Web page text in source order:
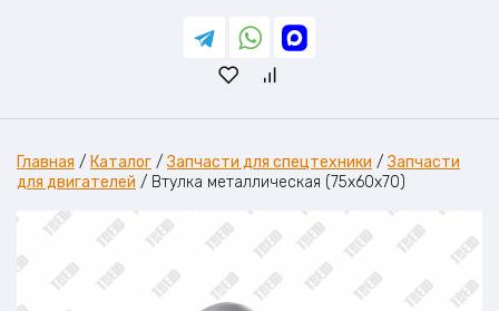
Главная / Каталог /Запчасти для спецтехники /Запчасти
для двигателей / Втулка металлическая (75х60х70)